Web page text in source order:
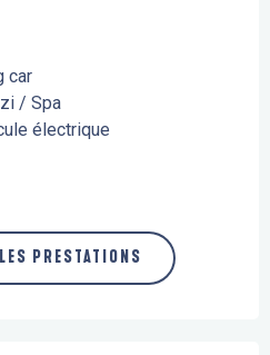
car
/ Spa
électrique
PRESTATIONS